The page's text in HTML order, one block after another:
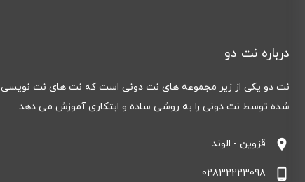
درباره نت دو
نت دو یکی از زیر مجموعه های نت دونی است که نت های نت نویسی
شده توسط نت دونی را به روشی ساده و ابتکاری آموزش می دهد.
location_on قزوین - الوند
phone_android
02832223098